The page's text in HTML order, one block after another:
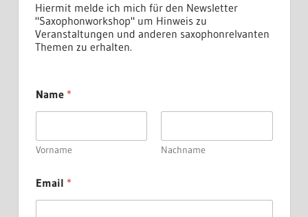
Hiermit melde ich mich für den Newsletter
"Saxophonworkshop" um Hinweis zu
Veranstaltungen und anderen saxophonrelvanten
Themen zu erhalten.
Name *
Vorname Nachname
S
G
Email *